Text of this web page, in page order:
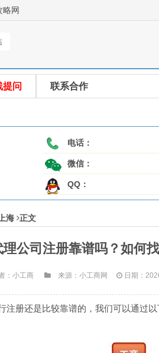
略网
提问 联系合作
电话：
微信：
QQ：
上海 正文
公司注册靠谱吗？如何
：小工商 来源：小工商网 日期：
册还是比较靠谱的，我们可以通过